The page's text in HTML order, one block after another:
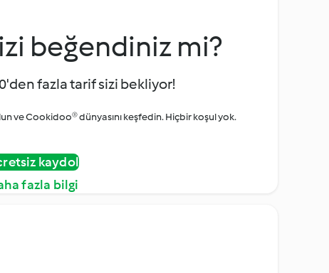
beğendiniz mi?
fazla tarif sizi bekliyor!
ve Cookidoo® dünyasını keşfedin. Hiçbir koşul yok.
kaydol
fazla bilgi